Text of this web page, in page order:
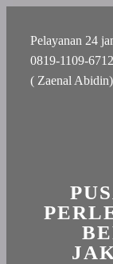
Pelayanan 24
0819-1109-6712
( Zaenal Abidin)